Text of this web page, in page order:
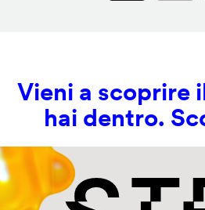
Vieni a scoprire
hai dentro.